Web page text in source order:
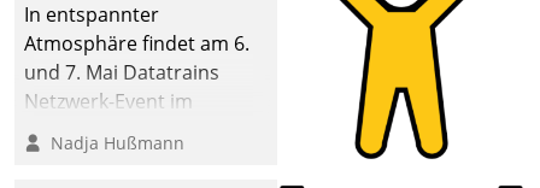
In entspannter
Atmosphäre findet am 6.
und 7. Mai Datatrains
Netzwerk-Event im
Kunden- und Partnerkreis
statt. Zentrale Frage: Wie
Nadja Hußmann